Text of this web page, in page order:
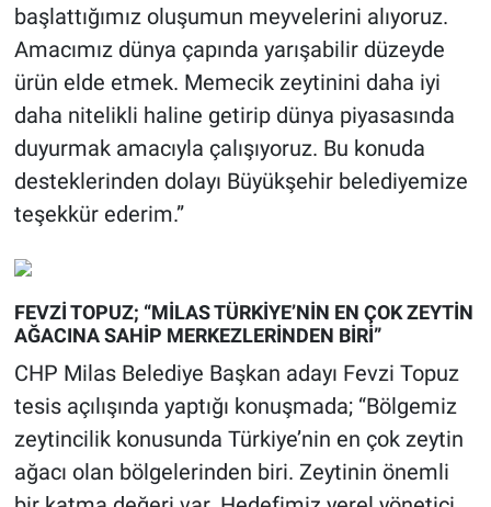
başlattığımız oluşumun meyvelerini alıyoruz.
Amacımız dünya çapında yarışabilir düzeyde
ürün elde etmek. Memecik zeytinini daha iyi
daha nitelikli haline getirip dünya piyasasında
duyurmak amacıyla çalışıyoruz. Bu konuda
desteklerinden dolayı Büyükşehir belediyemize
teşekkür ederim.”
FEVZİ TOPUZ; “MİLAS TÜRKİYE’NİN EN ÇOK ZEYTİN
AĞACINA SAHİP MERKEZLERİNDEN BİRİ”
CHP Milas Belediye Başkan adayı Fevzi Topuz
tesis açılışında yaptığı konuşmada; “Bölgemiz
zeytincilik konusunda Türkiye’nin en çok zeytin
ağacı olan bölgelerinden biri. Zeytinin önemli